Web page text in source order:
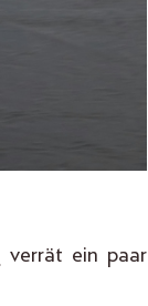
verrät ein paar